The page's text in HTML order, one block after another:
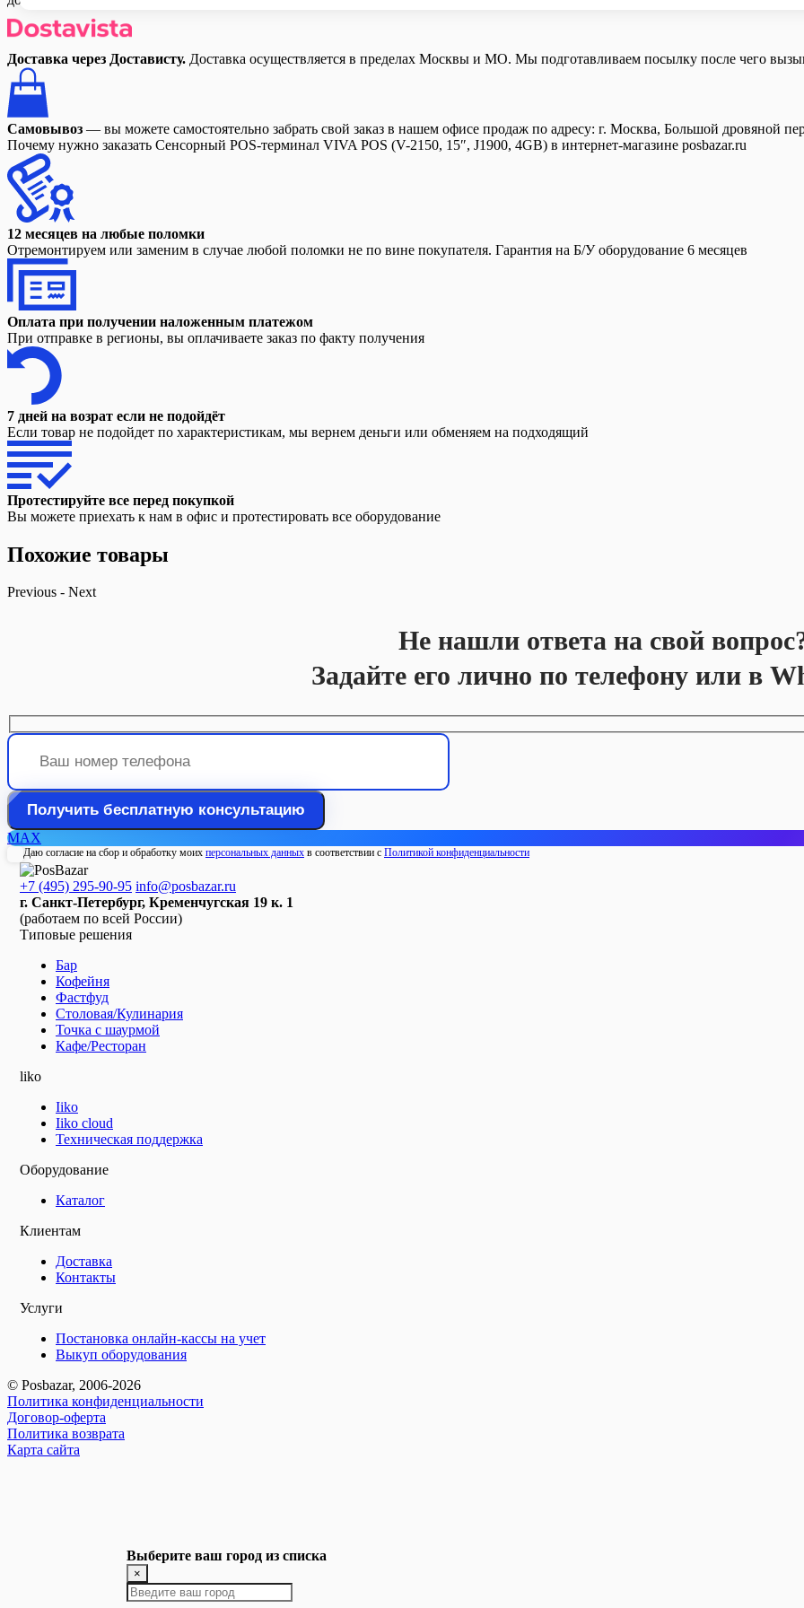
Доставка через Достависту. Доставка осуществляется в пределах Москвы и МО. Мы подготавливаем посылку после чего
Самовывоз — вы можете самостоятельно забрать свой заказ в нашем офисе продаж по адресу: г. Москва, Большой дровяной
Почему нужно заказать Сенсорный POS-терминал VIVA POS (V-2150, 15″, J1900, 4GB) в интернет-магазине posbazar.ru
12 месяцев на любые поломки
Отремонтируем или заменим в случае любой поломки не по вине покупателя. Гарантия на Б/У оборудование 6 месяцев
Оплата при получении наложенным платежом
При отправке в регионы, вы оплачиваете заказ по факту получения
7 дней на возрат если не подойдёт
Если товар не подойдет по характеристикам, мы вернем деньги или обменяем на подходящий
Протестируйте все перед покупкой
Вы можете приехать к нам в офис и протестировать все оборудование
Похожие товары
Previous - Next
Не нашли ответа на свой
Задайте его лично по телефону или в
MAX
Даю согласие на сбор и обработку моих персональных данных в соответствии с Политикой конфиденциальности
+7 (495) 295-90-95 info@posbazar.ru
г. Санкт-Петербург, Кременчугская 19 к. 1
(работаем по всей России)
Типовые решения
Бар
Кофейня
Фастфуд
Столовая/Кулинария
Точка с шаурмой
Кафе/Ресторан
liko
Iiko
Iiko cloud
Техническая поддержка
Оборудование
Каталог
Клиентам
Доставка
Контакты
Услуги
Постановка онлайн-кассы на учет
Выкуп оборудования
© Posbazar, 2006-2026
Политика конфиденциальности
Договор-оферта
Политика возврата
Карта сайта
Выберите ваш город из списка
×